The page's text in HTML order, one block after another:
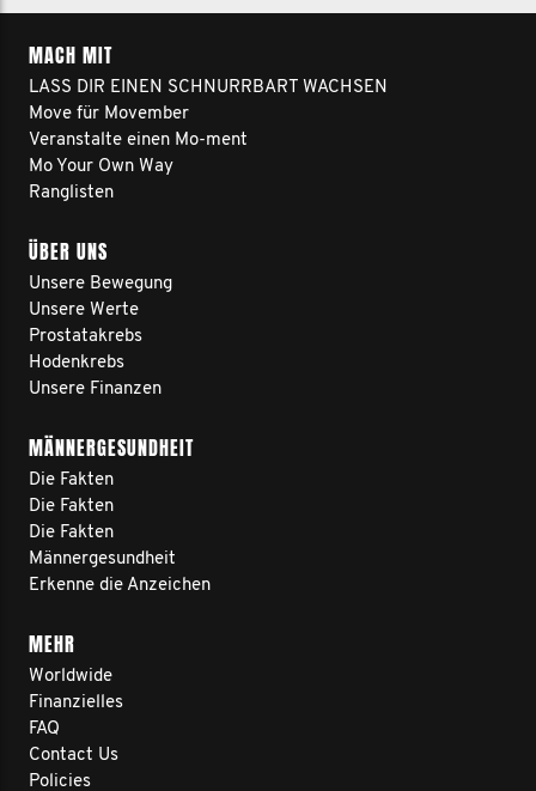
MACH MIT
LASS DIR EINEN SCHNURRBART WACHSEN
Move für Movember
Veranstalte einen Mo-ment
Mo Your Own Way
Ranglisten
ÜBER UNS
Unsere Bewegung
Unsere Werte
Prostatakrebs
Hodenkrebs
Unsere Finanzen
MÄNNERGESUNDHEIT
Die Fakten
Die Fakten
Die Fakten
Männergesundheit
Erkenne die Anzeichen
MEHR
Worldwide
Finanzielles
FAQ
Contact Us
Policies